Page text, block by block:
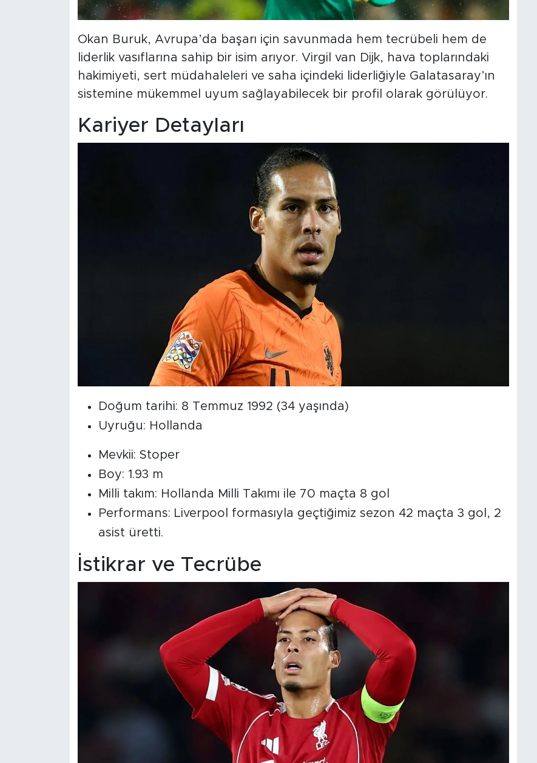
Okan Buruk, Avrupa’da başarı için savunmada hem tecrübeli hem de
liderlik vasıflarına sahip bir isim arıyor. Virgil van Dijk, hava toplarındaki
hakimiyeti, sert müdahaleleri ve saha içindeki liderliğiyle Galatasaray’ın
sistemine mükemmel uyum sağlayabilecek bir profil olarak görülüyor.
Kariyer Detayları
Doğum tarihi: 8 Temmuz 1992 (34 yaşında)
Uyruğu: Hollanda
Mevkii: Stoper
Boy: 1.93 m
Milli takım: Hollanda Milli Takımı ile 70 maçta 8 gol
Performans: Liverpool formasıyla geçtiğimiz sezon 42 maçta 3 gol, 2
asist üretti.
İstikrar ve Tecrübe